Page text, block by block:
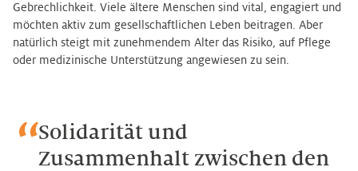
Gebrechlichkeit. Viele ältere Menschen sind vital, engagiert und
möchten aktiv zum gesellschaftlichen Leben beitragen. Aber
natürlich steigt mit zunehmendem Alter das Risiko, auf Pflege
oder medizinische Unterstützung angewiesen zu sein.
Solidarität und
Zusammenhalt zwischen den